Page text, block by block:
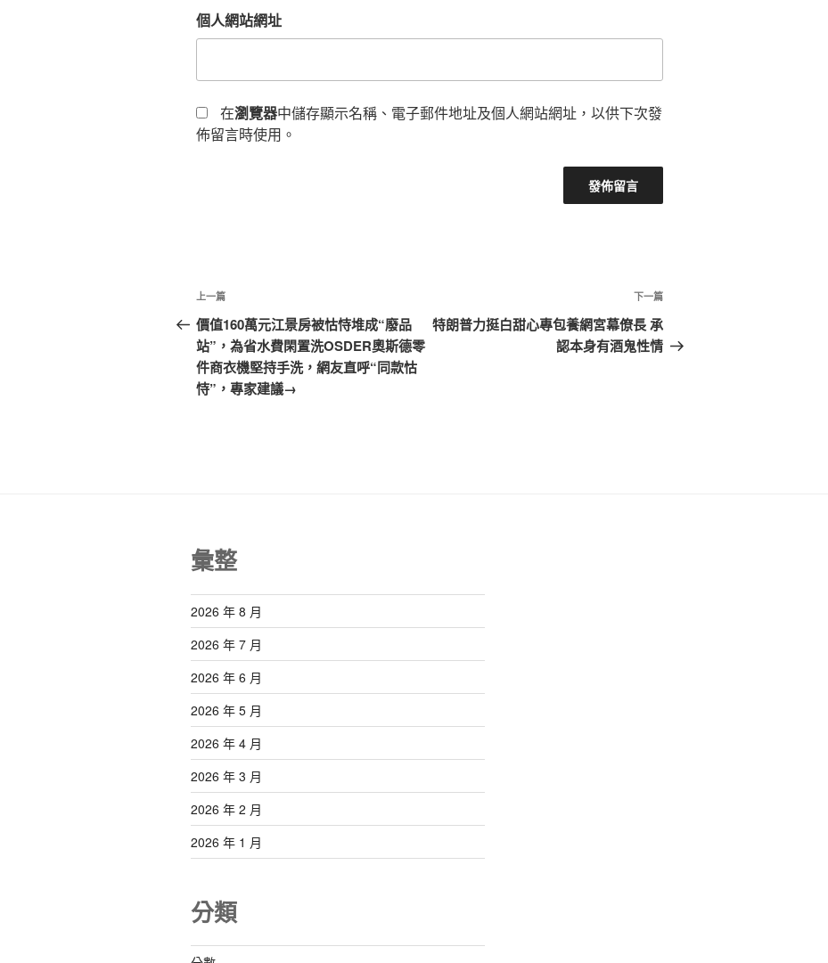
個人網站網址
在瀏覽器中儲存顯示名稱、電子郵件地址及個人網站網址，以供下次發
佈留言時使用。
文
章
導
覽
上
一
篇
文
章
上一篇
價值160萬元江景房被怙恃堆成“廢品
站”，為省水費閑置洗OSDER奧斯德零
件商衣機堅持手洗，網友直呼“同款怙
恃”，專家建議→
下
一
篇
下一篇
特朗普力挺白甜心專包養網宮幕僚長 承
認本身有酒鬼性情
彙整
2026 年 8 月
2026 年 7 月
2026 年 6 月
2026 年 5 月
2026 年 4 月
2026 年 3 月
2026 年 2 月
2026 年 1 月
分類